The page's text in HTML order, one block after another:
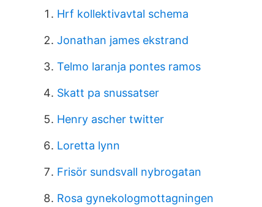
Hrf kollektivavtal schema
Jonathan james ekstrand
Telmo laranja pontes ramos
Skatt pa snussatser
Henry ascher twitter
Loretta lynn
Frisör sundsvall nybrogatan
Rosa gynekologmottagningen